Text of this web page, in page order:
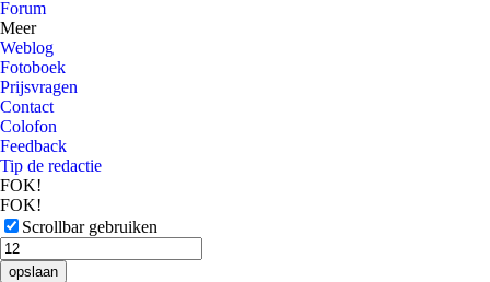
Forum
Meer
Weblog
Fotoboek
Prijsvragen
Contact
Colofon
Feedback
Tip de redactie
FOK!
FOK!
Scrollbar gebruiken
opslaan